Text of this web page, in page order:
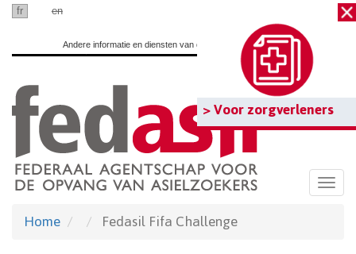
Ga
hoofdinhoud
> Voor zorgverleners
fr en
Andere informatie en diensten van de overheid:www.belgium.be
Home Fedasil Fifa Challenge